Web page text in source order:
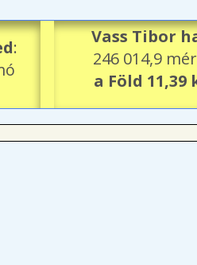
:
Vass Tibor
246 014,9
a Föld